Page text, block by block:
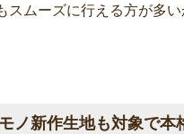
スムーズに行える方が多
ノ新作生地も対象で本